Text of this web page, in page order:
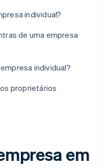
individual?
de uma empresa
individual?
proprietários
em